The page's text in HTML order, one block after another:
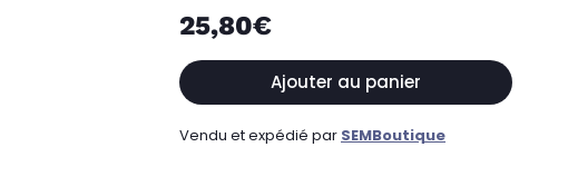
25,80€
Ajouter au panier
Vendu et expédié par SEMBoutique